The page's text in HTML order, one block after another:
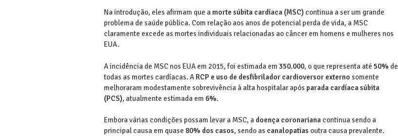
Na introdução, eles afirmam que a morte súbita cardíaca (MSC) continua a ser um grande
problema de saúde pública. Com relação aos anos de potencial perda de vida, a MSC
claramente excede as mortes individuais relacionadas ao câncer em homens e mulheres nos
EUA.
A incidência de MSC nos EUA em 2015, foi estimada em 350.000, o que representa até 50% de
todas as mortes cardíacas. A RCP e uso de desfibrilador cardioversor externo somente
melhoraram modestamente sobrevivência à alta hospitalar após parada cardíaca súbita
(PCS), atualmente estimada em 6%.
Embora várias condições possam levar a MSC, a doença coronarianacontinua sendo a
principal causa em quase 80% dos casos, sendo as canalopatias outra causa prevalente.